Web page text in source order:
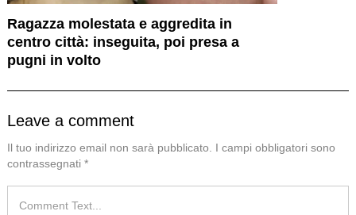
Ragazza molestata e aggredita in
centro città: inseguita, poi presa a
pugni in volto
Leave a comment
Il tuo indirizzo email non sarà pubblicato.
I campi obbligatori sono
contrassegnati *